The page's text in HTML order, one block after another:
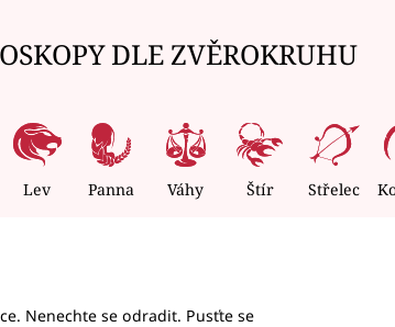
DLE ZVĚROKRUHU
Lev Panna Váhy Štír Střelec
Nenechte se odradit. Pusťte se